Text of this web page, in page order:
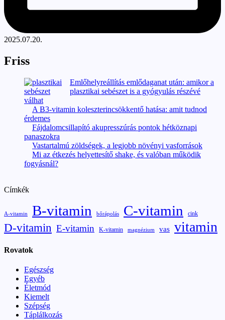
2025.07.20.
Friss
Emlőhelyreállítás emlődaganat után: amikor a
plasztikai sebészet is a gyógyulás részévé
válhat
A B3-vitamin koleszterincsökkentő hatása: amit tudnod
érdemes
Fájdalomcsillapító akupresszúrás pontok hétköznapi
panaszokra
Vastartalmú zöldségek, a legjobb növényi vasforrások
Mi az étkezés helyettesítő shake, és valóban működik
fogyásnál?
Címkék
A-vitamin B-vitamin bőrápolás C-vitamin cink
D-vitamin E-vitamin K-vitamin magnézium vas vitamin
Rovatok
Egészség
Egyéb
Életmód
Kiemelt
Szépség
Táplálkozás